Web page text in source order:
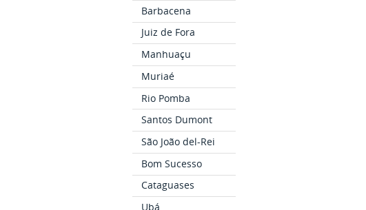
Barbacena
Juiz de Fora
Manhuaçu
Muriaé
Rio Pomba
Santos Dumont
São João del-Rei
Bom Sucesso
Cataguases
Ubá